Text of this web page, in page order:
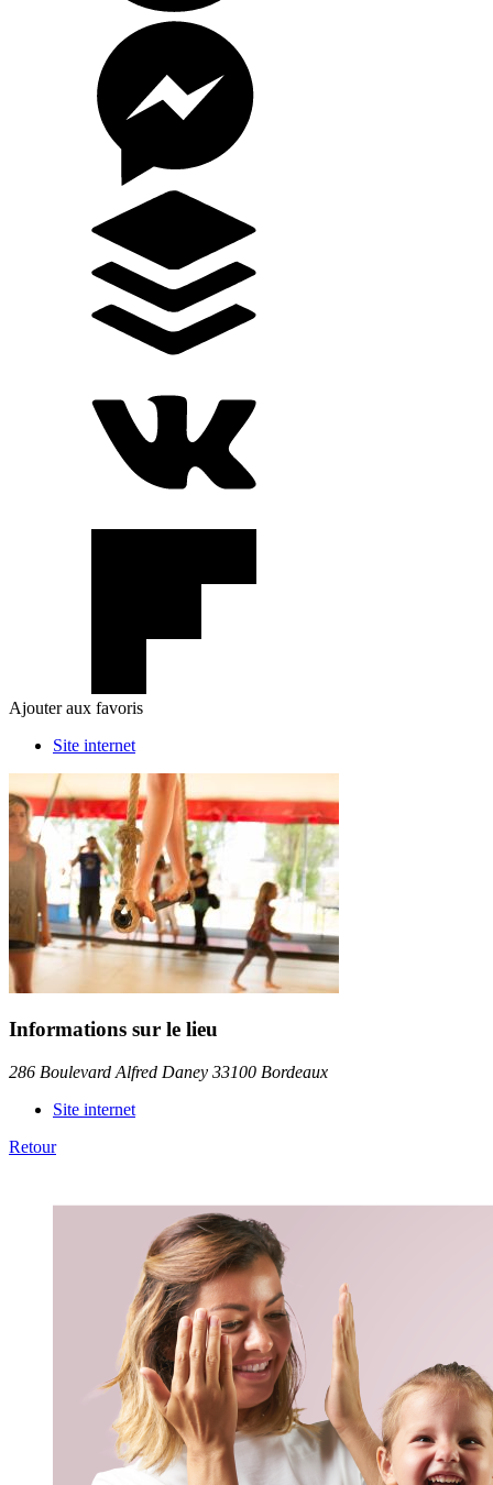
Ajouter aux favoris
Site internet
Informations sur le lieu
286 Boulevard Alfred Daney 33100 Bordeaux
Site internet
Retour